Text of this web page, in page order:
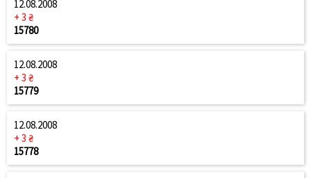
12.08.2008
+ 3 ₴
15780
12.08.2008
+ 3 ₴
15779
12.08.2008
+ 3 ₴
15778